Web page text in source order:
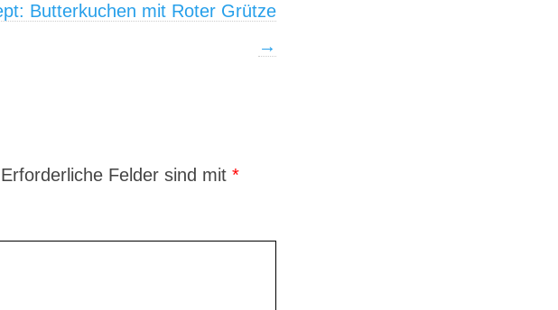
Butterkuchen mit Roter Grütze
→
Erforderliche Felder sind mit *